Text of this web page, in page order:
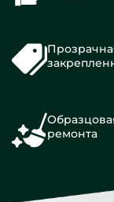
ремонта